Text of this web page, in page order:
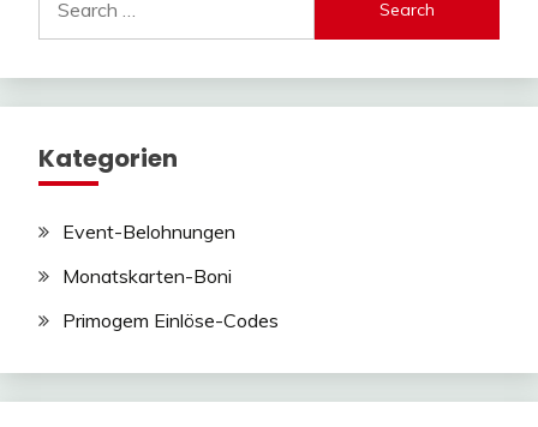
for:
Kategorien
Event-Belohnungen
Monatskarten-Boni
Primogem Einlöse-Codes